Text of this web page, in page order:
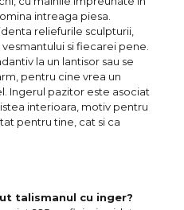
intreaga piesa.
reliefurile sculpturii,
si fiecarei pene.
la un lantisor sau se
pentru cine vrea un
Ingerul pazitor este asociat
interioara, motiv pentru
pentru tine, cat si ca
talismanul cu inger?